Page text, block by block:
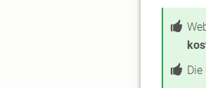
Die